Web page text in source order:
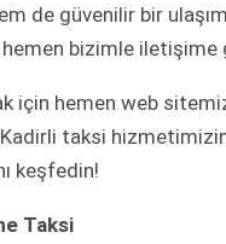
de güvenilir bir
hemen bizimle iletişime
için hemen web
taksi
keşfedin!
Taksi